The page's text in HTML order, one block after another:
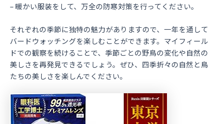
– 暖かい服装をして、万全の防寒対策を行ってください。
それぞれの季節に独特の魅力がありますので、一年を通して
バードウォッチングを楽しむことができます。マイフィール
ドでの観察を続けることで、季節ごとの野鳥の変化や自然の
美しさを再発見できるでしょう。ぜひ、四季折々の自然と鳥
たちの美しさを楽しんでください。